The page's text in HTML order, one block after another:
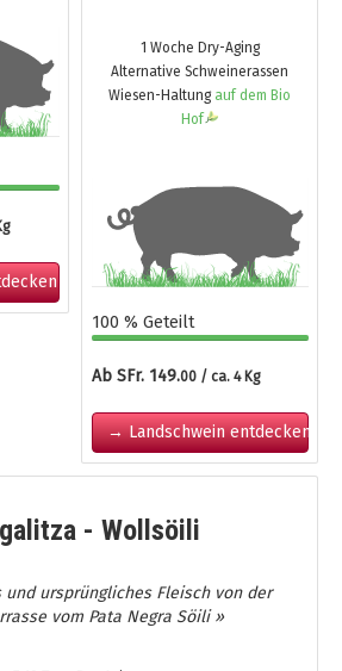
1 Woche Dry-Aging
Alternative Schweinerassen
Wiesen-Haltung auf dem Bio
Hof
100 % Geteilt
Ab SFr. 149.00 / ca. 4 Kg
→ Landschwein entdecken
- Wollsöili
und ursprüngliches Fleisch von der
vom Pata Negra Söili »